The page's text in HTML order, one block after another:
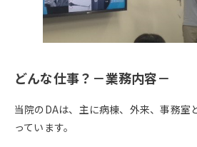
どんな仕事？－業務内容－
当院のDAは、主に病棟、外来、事務室
っています。